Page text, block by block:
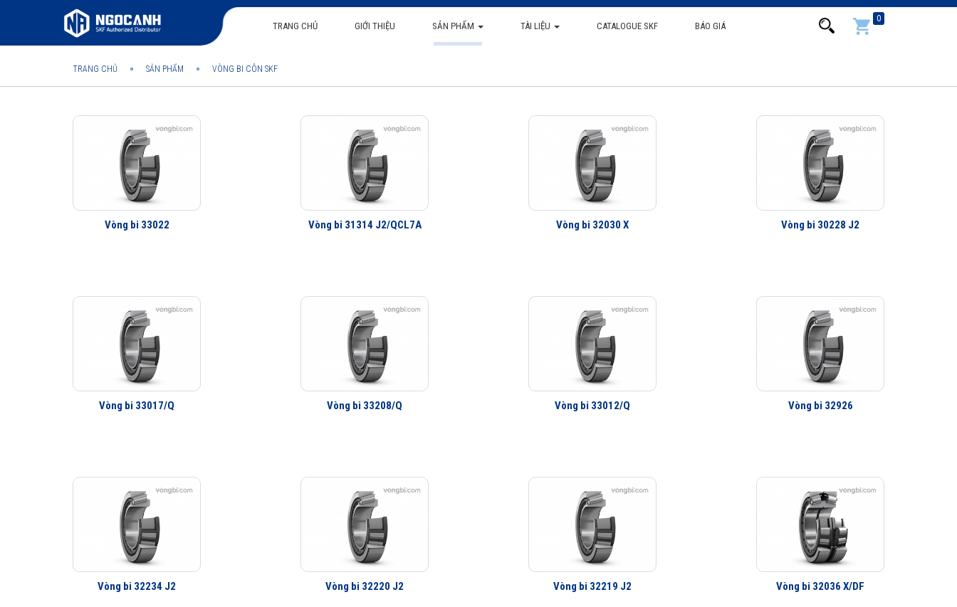
TRANG CHỦ GIỚI THIỆU SẢN PHẨM TÀI LIỆU CATALOGUE SKF BÁO GIÁ
0
TRANG CHỦ SẢN PHẨM VÒNG BI CÔN SKF
Vòng bi 33022 Vòng bi 31314 J2/QCL7A Vòng bi 32030 X Vòng bi 30228 J2
Vòng bi 33017/Q Vòng bi 33208/Q Vòng bi 33012/Q Vòng bi 32926
Vòng bi 32234 J2 Vòng bi 32220 J2 Vòng bi 32219 J2 Vòng bi 32036 X/DF